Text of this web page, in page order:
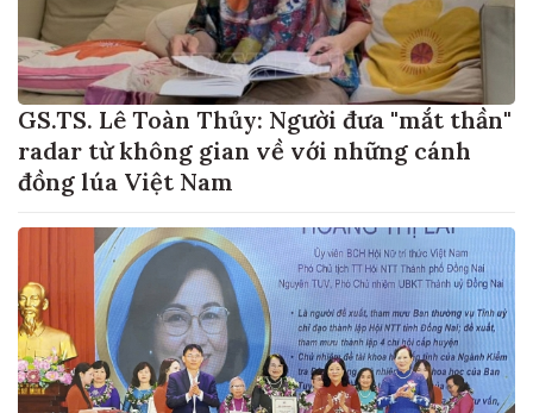
GS.TS. Lê Toàn Thủy: Người đưa "mắt thần"
radar từ không gian về với những cánh
đồng lúa Việt Nam